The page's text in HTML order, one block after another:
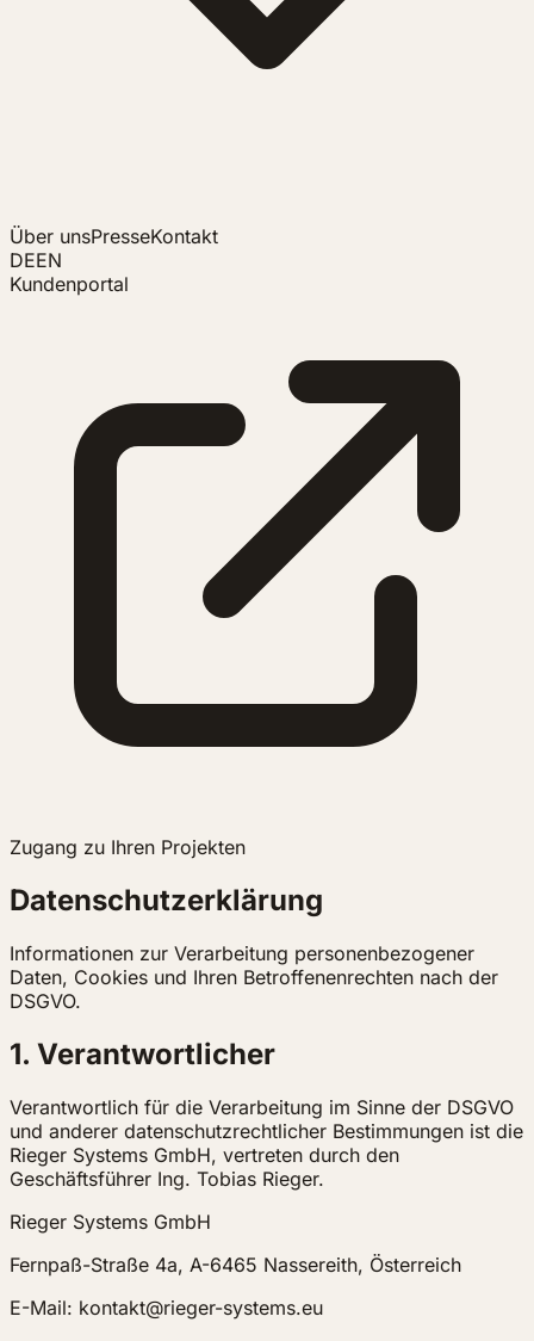
Über unsPresseKontakt
DEEN
Kundenportal
Zugang zu Ihren Projekten
Datenschutzerklärung
Informationen zur Verarbeitung personenbezogener
Daten, Cookies und Ihren Betroffenenrechten nach der
DSGVO.
1. Verantwortlicher
Verantwortlich für die Verarbeitung im Sinne der DSGVO
und anderer datenschutzrechtlicher Bestimmungen ist die
Rieger Systems GmbH, vertreten durch den
Geschäftsführer Ing. Tobias Rieger.
Rieger Systems GmbH
Fernpaß-Straße 4a, A-6465 Nassereith, Österreich
E-Mail: kontakt@rieger-systems.eu